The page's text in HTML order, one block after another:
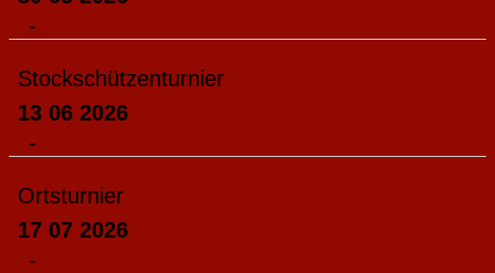
-
Stockschützenturnier
13 06 2026
-
Ortsturnier
17 07 2026
-